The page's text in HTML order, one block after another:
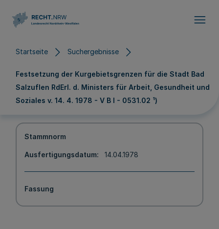
Startseite Suchergebnisse
Festsetzung der Kurgebietsgrenzen für die Stadt Bad
Salzuflen RdErl. d. Ministers für Arbeit, Gesundheit und
Soziales v. 14. 4. 1978 - V B l - 0531.02 ¹)
Stammnorm
Ausfertigungsdatum 14.04.1978
Fassung